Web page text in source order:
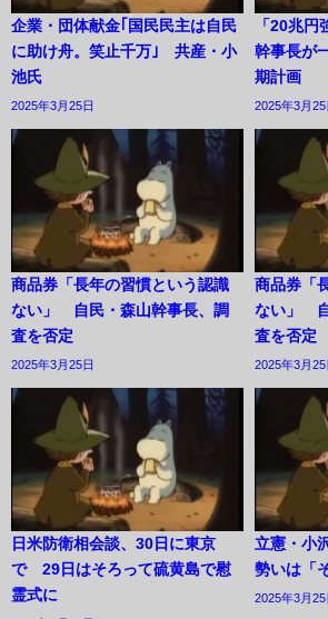
企業・団体献金｢国民民主は自民
に助け舟。笑止千万｣ 共産・小
池氏
2025年3月25日
「20兆円
幹事長が
期計画
2025年3月25
商品券「長年の習慣という認識
ない」 自民・森山幹事長、調
査を否定
2025年3月25日
商品券「
ない」
査を否定
2025年3月25
日米防衛相会談、30日に東京
で 29日はそろって硫黄島で慰
霊式に
立憲・小
勢いは「
2025年3月25